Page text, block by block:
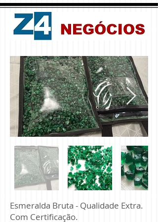
Esmeralda Bruta - Qualidade Extra.
Com Certificação.